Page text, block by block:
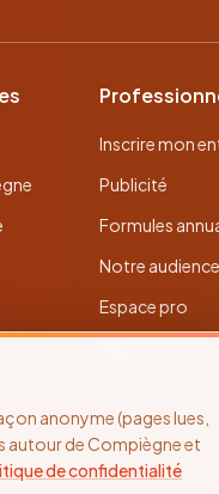
Inscrire mon
Publicité
Formules
Notre audience
Espace pro
anonyme (pages lues,
autour de Compiègne et
de confidentialité